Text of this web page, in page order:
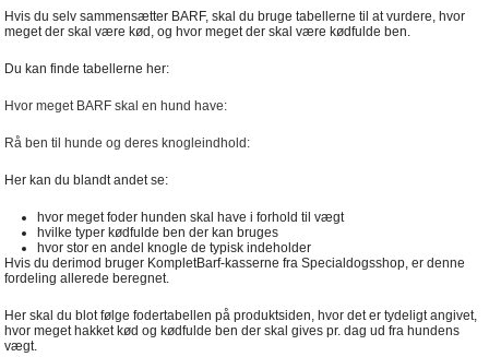
Hvis du selv sammensætter BARF, skal du bruge tabellerne til at vurdere, hvor
meget der skal være kød, og hvor meget der skal være kødfulde ben.
Du kan finde tabellerne her:
Hvor meget BARF skal en hund have:
Rå ben til hunde og deres knogleindhold:
Her kan du blandt andet se:
hvor meget foder hunden skal have i forhold til vægt
hvilke typer kødfulde ben der kan bruges
hvor stor en andel knogle de typisk indeholder
Hvis du derimod bruger KompletBarf-kasserne fra Specialdogsshop, er denne
fordeling allerede beregnet.
Her skal du blot følge fodertabellen på produktsiden, hvor det er tydeligt angivet,
hvor meget hakket kød og kødfulde ben der skal gives pr. dag ud fra hundens
vægt.